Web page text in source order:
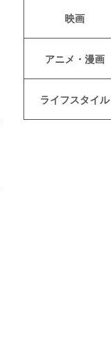
映画
アニメ・漫画
ライフスタイル